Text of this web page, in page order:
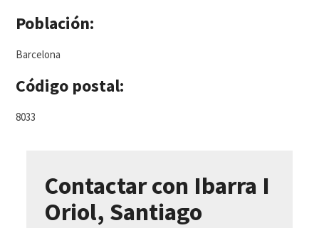
Población:
Barcelona
Código postal:
8033
Contactar con Ibarra I
Oriol, Santiago